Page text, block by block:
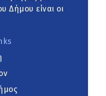
Δήμου είναι οι